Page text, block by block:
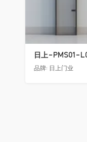
品牌: 日上门业